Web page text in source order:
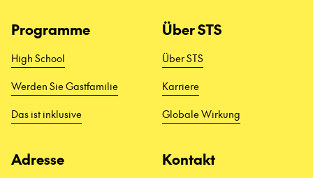
Programme
High School
Werden Sie Gastfamilie
Das ist inklusive
Über STS
Über STS
Karriere
Globale Wirkung
Adresse Kontakt